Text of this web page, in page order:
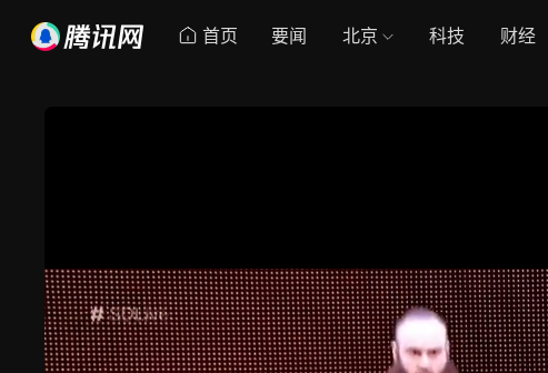
首页 要闻 北京 科技 财经